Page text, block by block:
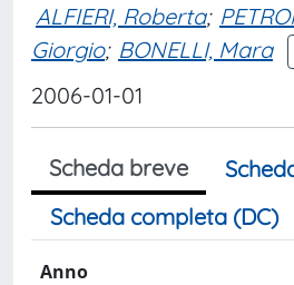
ALFIERI, Roberta;
Giorgio; BONELLI, Mara
2006-01-01
Scheda breve
Scheda completa (DC)
Anno